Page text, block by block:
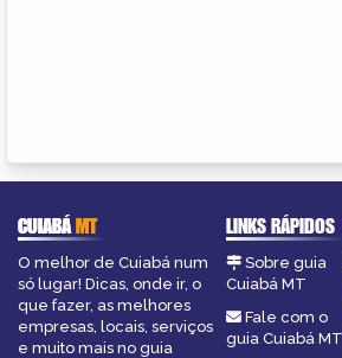
CUIABÁMT
O melhor de Cuiabá num
só lugar! Dicas, onde ir, o
que fazer, as melhores
empresas, locais, serviços
e muito mais no guia
LINKS RÁPIDOS
Sobre guia
Cuiabá MT
Fale com o
guia Cuiabá MT